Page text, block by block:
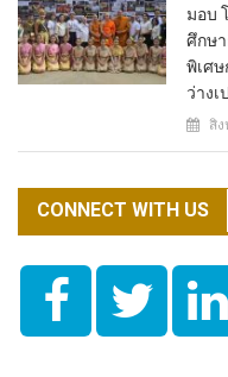
มอบ
ศึกษ
พิเศ
ว่าง
สิ
CONNECT WITH US